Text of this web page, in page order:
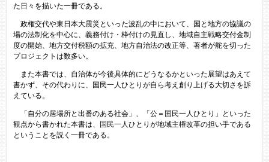
た日々を描いた一冊である。
政権交代や東日本大震災といった波乱の中において、国と地方の協議の
場の法制化を中心に、義務付け・枠付けの見直し、地域自主戦略交付金制
度の開始、地方交付税額の拡充、地方自治法の改正等、著者が舵を切った
プロジェクトは数多い。
また本書では、自治体が今後具体的にどうなるかといった展望はあえて
書かず、その代わりに、国民一人ひとりが自ら考え創り上げる大切さを訴
えている。
「自分の居場所と出番のある社会」、「公＝国民一人ひとり」といった
観点から書かれた本書は、国民一人ひとりが地域主権改革の担い手である
ということを説く一冊である。